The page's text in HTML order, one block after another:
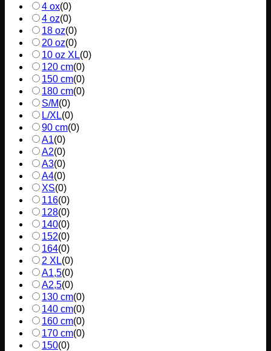
4 ox(0)
4 oz(0)
18 oz(0)
20 oz(0)
10 oz XL(0)
120 cm(0)
150 cm(0)
180 cm(0)
S/M(0)
L/XL(0)
90 cm(0)
A1(0)
A2(0)
A3(0)
A4(0)
XS(0)
116(0)
128(0)
140(0)
152(0)
164(0)
2 XL(0)
A1,5(0)
A2,5(0)
130 cm(0)
140 cm(0)
160 cm(0)
170 cm(0)
150(0)